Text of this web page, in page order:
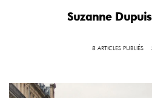
Suzanne
8 ARTICLES PUBLIÉS